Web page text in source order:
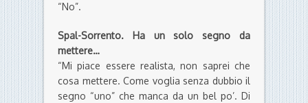
“No”.
Spal-Sorrento. Ha un solo segno da
mettere…
“Mi piace essere realista, non saprei che
cosa mettere. Come voglia senza dubbio il
segno “uno” che manca da un bel po’. Di